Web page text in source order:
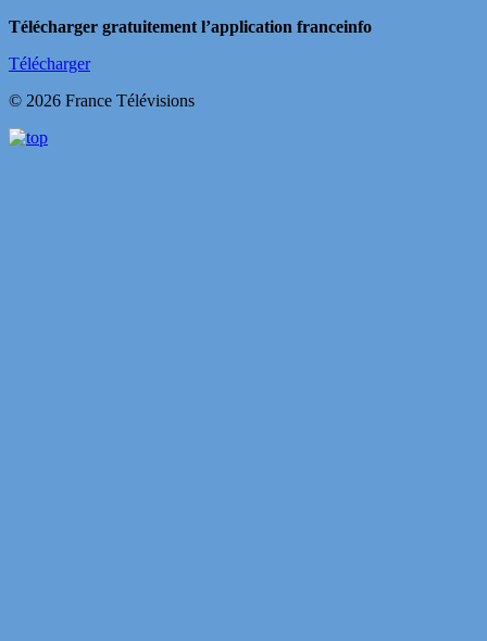
Télécharger gratuitement l’application franceinfo
Télécharger
© 2026 France Télévisions